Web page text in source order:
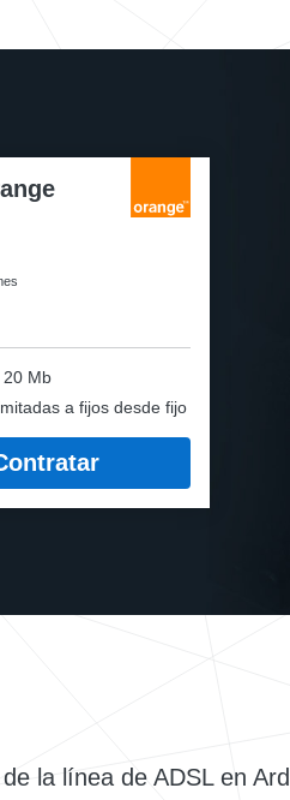
20 Mb
a fijos desde fijo
la línea de ADSL en